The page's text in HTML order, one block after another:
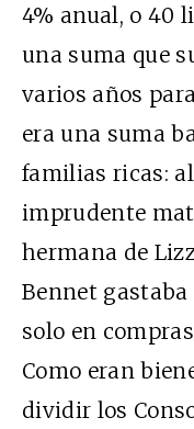
4% anual, o 40
una suma que
varios años
era una suma
familias ricas:
imprudente
hermana de
Bennet
solo en
Como eran
dividir los